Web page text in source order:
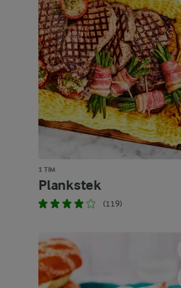
1 TIM
Plankstek
(119)